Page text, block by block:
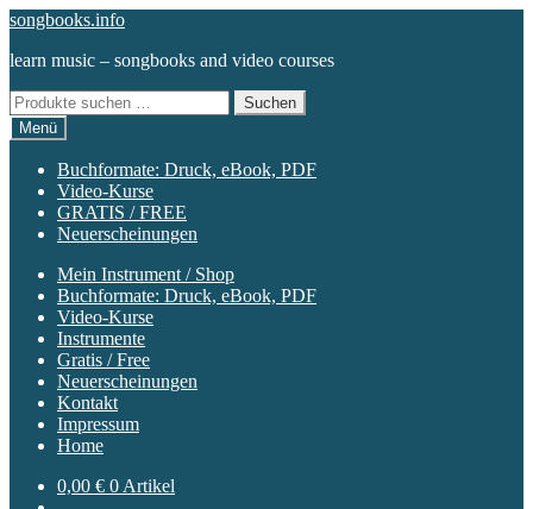
Zur
springen
Zum
springen
songbooks.info
learn music – songbooks and video courses
Suchen
nach:
Suchen
Menü
Buchformate: Druck, eBook, PDF
Video-Kurse
GRATIS / FREE
Neuerscheinungen
Mein Instrument / Shop
Buchformate: Druck, eBook, PDF
Video-Kurse
Instrumente
Gratis / Free
Neuerscheinungen
Kontakt
Impressum
Home
0,00 € 0 Artikel